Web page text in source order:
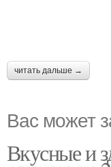
читать дальше →
Вас может
Вкусные и